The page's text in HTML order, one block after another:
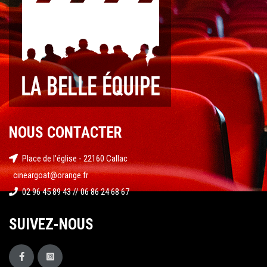
NOUS CONTACTER
Place de l'église - 22160 Callac
cineargoat@orange.fr
02 96 45 89 43 // 06 86 24 68 67
SUIVEZ-NOUS